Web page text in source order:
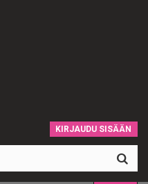
KIRJAUDU SISÄÄN